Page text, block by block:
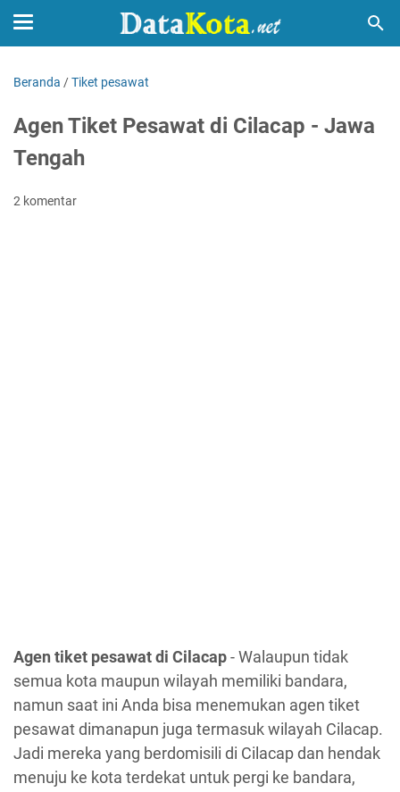
Beranda /Tiket pesawat
Agen Tiket Pesawat di Cilacap - Jawa
Tengah
2 komentar
Agen tiket pesawat di Cilacap- Walaupun tidak
semua kota maupun wilayah memiliki bandara,
namun saat ini Anda bisa menemukan agen tiket
pesawat dimanapun juga termasuk wilayah Cilacap.
Jadi mereka yang berdomisili di Cilacap dan hendak
menuju ke kota terdekat untuk pergi ke bandara,